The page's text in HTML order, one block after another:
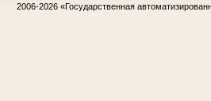
2006-2026 «Государственная